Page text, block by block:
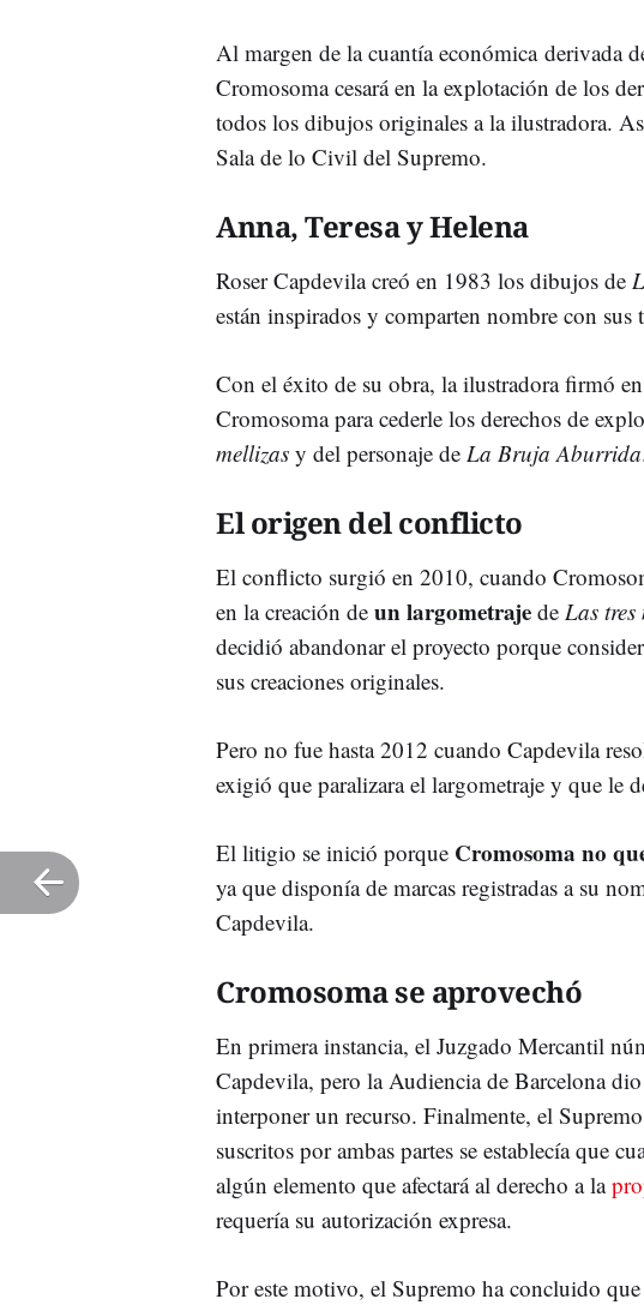
Al margen de la cuantía económica derivada
Cromosoma cesará en la explotación de los
todos los dibujos originales a la ilustradora.
Sala de lo Civil del Supremo.
Anna, Teresa y Helena
Roser Capdevila creó en 1983 los dibujos de
están inspirados y comparten nombre con sus
Con el éxito de su obra, la ilustradora firmó
Cromosoma para cederle los derechos de
mellizas y del personaje de La Bruja Aburrida
El origen del conflicto
El conflicto surgió en 2010, cuando
en la creación de un largometraje de Las tres
decidió abandonar el proyecto porque
sus creaciones originales.
Pero no fue hasta 2012 cuando Capdevila
exigió que paralizara el largometraje y que le
El litigio se inició porque Cromosoma no
ya que disponía de marcas registradas a su
Capdevila.
Cromosoma se aprovechó
En primera instancia, el Juzgado Mercantil
Capdevila, pero la Audiencia de Barcelona
interponer un recurso. Finalmente, el
suscritos por ambas partes se establecía que
algún elemento que afectará al derecho a la
requería su autorización expresa.
Por este motivo, el Supremo ha concluido que